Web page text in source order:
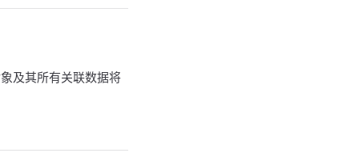
及其所有关联数据将